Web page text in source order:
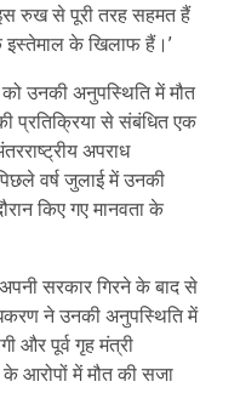
रुख से पूरी तरह सहमत हैं
इस्तेमाल के खिलाफ हैं।’
को उनकी अनुपस्थिति में मौत
प्रतिक्रिया से संबंधित एक
अपराध
वर्ष जुलाई में उनकी
किए गए मानवता के
सरकार गिरने के बाद से
ने उनकी अनुपस्थिति में
और पूर्व गृह मंत्री
आरोपों में मौत की सजा